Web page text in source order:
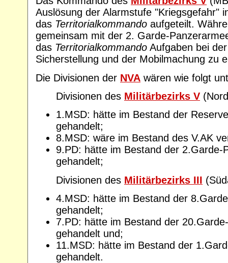
Auslösung der Alarmstufe "Kriegsgefahr"
das Territorialkommando aufgeteilt.
gemeinsam mit der 2. Garde-
das Territorialkommando Aufgaben bei
Sicherstellung und der Mobilmachung zu
Die Divisionen der NVA wären wie folgt
Divisionen des Militärbezirks V
1.MSD: hätte im Bestand der
gehandelt;
8.MSD: wäre im Bestand des V.AK
9.PD: hätte im Bestand der 2.Garde-
gehandelt;
Divisionen des Militärbezirks III
4.MSD: hätte im Bestand der
gehandelt;
7.PD: hätte im Bestand der
gehandelt und;
11.MSD: hätte im Bestand der
gehandelt.